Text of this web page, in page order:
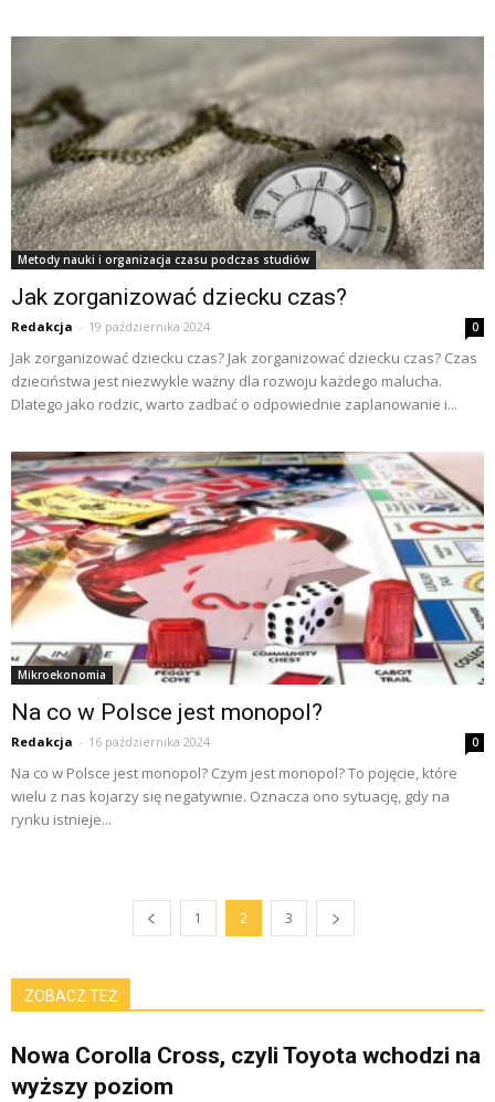
Metody nauki i organizacja czasu podczas studiów
Jak zorganizować dziecku czas?
Redakcja - 19 października 2024 0
Jak zorganizować dziecku czas? Jak zorganizować dziecku czas? Czas
dzieciństwa jest niezwykle ważny dla rozwoju każdego malucha.
Dlatego jako rodzic, warto zadbać o odpowiednie zaplanowanie i...
Mikroekonomia
Na co w Polsce jest monopol?
Redakcja - 16 października 2024 0
Na co w Polsce jest monopol? Czym jest monopol? To pojęcie, które
wielu z nas kojarzy się negatywnie. Oznacza ono sytuację, gdy na
rynku istnieje...
1 2 3
ZOBACZ TEŻ
Nowa Corolla Cross, czyli Toyota wchodzi na
wyższy poziom